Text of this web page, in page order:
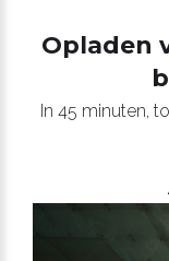
Opladen
In 45 minuten,